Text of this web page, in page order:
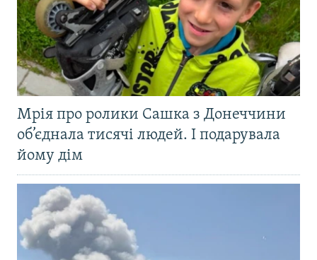
Мрія про ролики Сашка з Донеччини
об’єднала тисячі людей. І подарувала
йому дім